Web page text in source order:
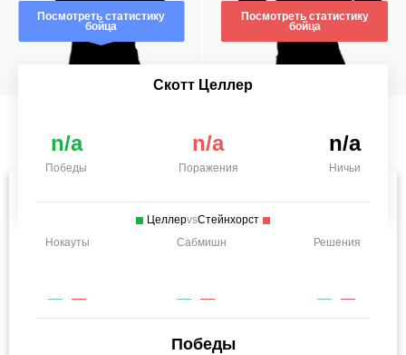
Посмотреть статистику
бойца
Посмотреть статистику
бойца
Скотт Целлер
n/a
Победы
n/a
Поражения
n/a
Ничьи
ЦеллерvsСтейнхорст
Нокауты
Сабмишн Решения
Победы